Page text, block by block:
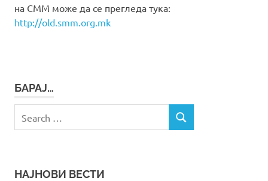
на СММ може да се прегледа тука:
http://old.smm.org.mk
БАРАЈ…
for:
SEARCH
НАЈНОВИ ВЕСТИ